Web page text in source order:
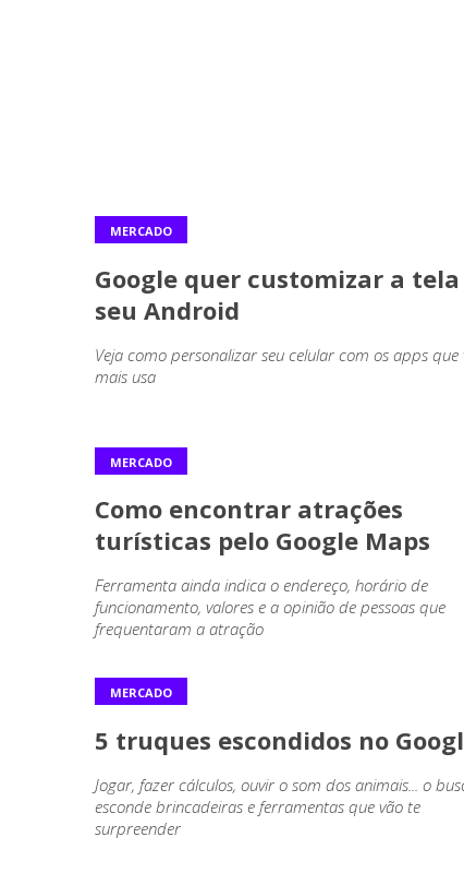
MERCADO
Google quer customizar a
seu Android
Veja como personalizar seu celular com os apps que
mais usa
MERCADO
Como encontrar atrações
turísticas pelo Google Maps
Ferramenta ainda indica o endereço, horário de
funcionamento, valores e a opinião de pessoas que
frequentaram a atração
MERCADO
5 truques escondidos no
Jogar, fazer cálculos, ouvir o som dos animais... o
esconde brincadeiras e ferramentas que vão te
surpreender